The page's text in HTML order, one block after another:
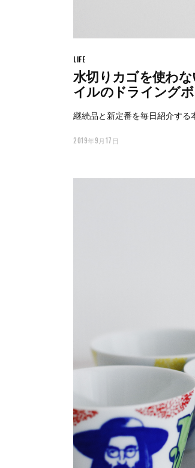
LIFE
水切りカゴを使わ
イルのドライング
継続品と新定番を毎日紹介する
2019年9月17日